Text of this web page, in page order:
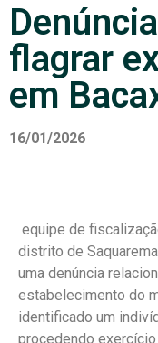
flagrar
em
16/01/2026
equipe de
distrito de
uma denúncia
estabelecimento do
identificado um
procedendo